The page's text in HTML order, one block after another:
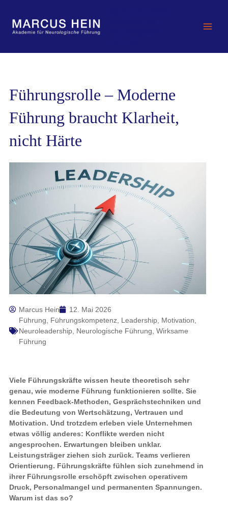
springen
Führungsrolle – Moderne
Führung braucht Klarheit,
nicht Härte
Marcus Hein
12. Mai 2026
Führung
Führungskompetenz, Leadership, Motivation
Neuroleadership, Neurologische Führung Wirksame
Führung
Viele Führungskräfte wissen heute theoretisch sehr
genau, wie moderne Führung funktionieren sollte. Sie
kennen Feedback-Methoden, Gesprächstechniken und
die Bedeutung von Wertschätzung, Vertrauen und
Motivation. Und trotzdem erleben viele Unternehmen
etwas völlig anderes: Konflikte werden nicht
angesprochen. Erwartungen bleiben unklar.
Leistungsträger ziehen sich zurück. Teams verlieren
Orientierung. Führungskräfte fühlen sich zunehmend in
ihrer Führungsrolle erschöpft zwischen operativem
Druck, Personalmangel und permanenten Spannungen.
Warum ist das so?